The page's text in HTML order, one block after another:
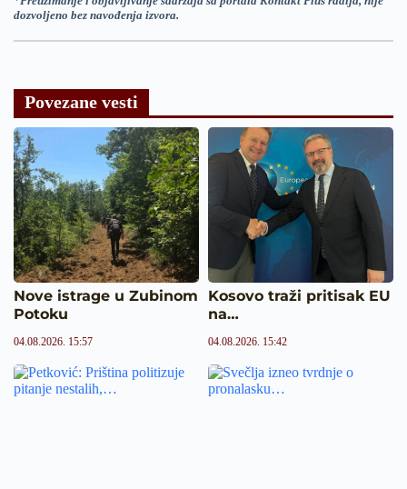
dozvoljeno bez navođenja izvora.
Povezane vesti
Nove istrage u Zubinom
Potoku
04.08.2026. 15:57
Kosovo traži pritisak EU
na…
04.08.2026. 15:42